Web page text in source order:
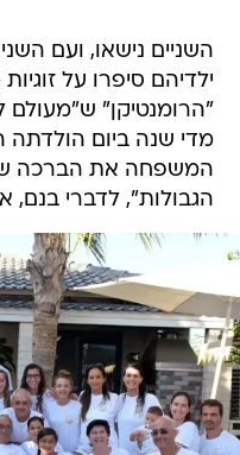
השניים נישאו, ועם
ילדיהם סיפרו על
"הרומנטיקן"
מדי שנה ביום הולדתה
המשפחה את הברכה
הגבולות", לדברי בנם,